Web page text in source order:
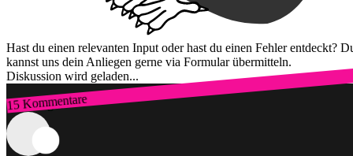
Hast du einen relevanten Input oder hast du einen Fehler entdeckt?
kannst uns dein Anliegen gerne via Formular übermitteln.
Diskussion wird geladen...
15 Kommentare
Zum Login